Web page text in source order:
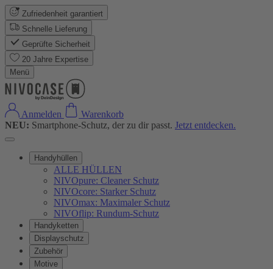
Zufriedenheit garantiert
Schnelle Lieferung
Geprüfte Sicherheit
20 Jahre Expertise
Menü
Anmelden
Warenkorb
NEU: Smartphone-Schutz, der zu dir passt. Jetzt entdecken.
Handyhüllen
ALLE HÜLLEN
NIVOpure: Cleaner Schutz
NIVOcore: Starker Schutz
NIVOmax: Maximaler Schutz
NIVOflip: Rundum-Schutz
Handyketten
Displayschutz
Zubehör
Motive